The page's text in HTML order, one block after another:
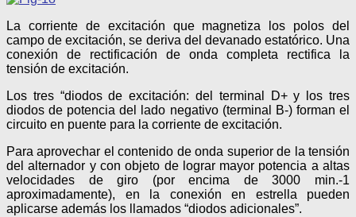
La corriente de excitación que magnetiza los polos del
campo de excitación, se deriva del devanado estatórico. Una
conexión de rectificación de onda completa rectifica la
tensión de excitación.
Los tres “diodos de excitación: del terminal D+ y los tres
diodos de potencia del lado negativo (terminal B-) forman el
circuito en puente para la corriente de excitación.
Para aprovechar el contenido de onda superior de la tensión
del alternador y con objeto de lograr mayor potencia a altas
velocidades de giro (por encima de 3000 min.-1
aproximadamente), en la conexión en estrella pueden
aplicarse además los llamados “diodos adicionales”.